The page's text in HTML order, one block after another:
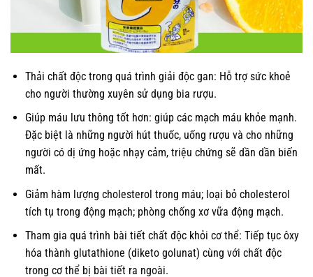
Thải chất độc trong quá trình giải độc gan: Hỗ trợ sức khoẻ
cho người thường xuyên sử dụng bia rượu.
Giúp máu lưu thông tốt hơn: giúp các mạch máu khỏe mạnh.
Đặc biệt là những người hút thuốc, uống rượu và cho những
người có dị ứng hoặc nhạy cảm, triệu chứng sẽ dần dần biến
mất.
Giảm hàm lượng cholesterol trong máu; loại bỏ cholesterol
tích tụ trong động mạch; phòng chống xơ vữa động mạch.
Tham gia quá trình bài tiết chất độc khỏi cơ thể: Tiếp tục ôxy
hóa thành glutathione (diketo golunat) cùng với chất độc
trong cơ thể bị bài tiết ra ngoài.